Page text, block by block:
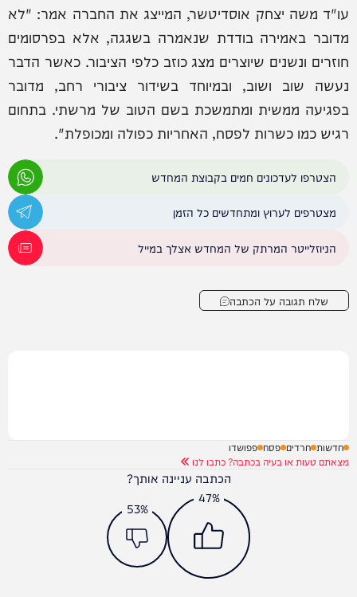
עו"ד משה יצחק אוסדיטשר, המייצג את החברה אמר: "לא
מדובר באמירה בודדת שנאמרה בשגגה, אלא בפרסומים
חוזרים ונשנים שיוצרים מצג כוזב כלפי הציבור. כאשר הדבר
נעשה שוב ושוב, ובמיוחד בשידור ציבורי רחב, מדובר
בפגיעה ממשית ומתמשכת בשם הטוב של מרשתי. בתחום
רגיש כמו כשרות לפסח, האחריות כפולה ומכופלת".
הצטרפו לעדכונים חמים בקבוצת המחדש
מצטרפים לערוץ ומתחדשים כל הזמן
הניוזלייטר המרתק של המחדש אצלך במייל
שלח תגובה על הכתבה
חדשות חרדים פסח פפושדו
מצאתם טעות או בעיה בכתבה? כתבו לנו
הכתבה עניינה אותך?
47%
53%